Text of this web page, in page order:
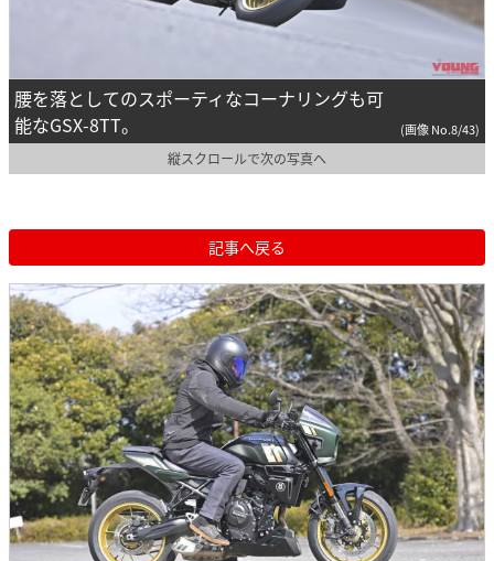
腰を落としてのスポーティなコーナリングも可
能なGSX-8TT。
(画像 No.8/43)
縦スクロールで次の写真へ
記事へ戻る